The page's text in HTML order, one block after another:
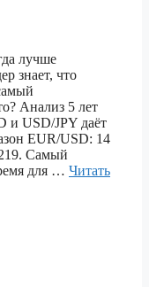
лучше
знает, что
Анализ 5 лет
и USD/JPY даёт
EUR/USD: 14
Самый
для … Читать